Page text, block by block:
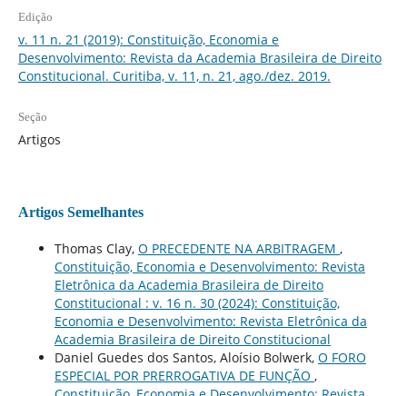
Edição
v. 11 n. 21 (2019): Constituição, Economia e
Desenvolvimento: Revista da Academia Brasileira de Direito
Constitucional. Curitiba, v. 11, n. 21, ago./dez. 2019.
Seção
Artigos
Artigos Semelhantes
Thomas Clay, O PRECEDENTE NA ARBITRAGEM ,
Constituição, Economia e Desenvolvimento: Revista
Eletrônica da Academia Brasileira de Direito
Constitucional : v. 16 n. 30 (2024): Constituição,
Economia e Desenvolvimento: Revista Eletrônica da
Academia Brasileira de Direito Constitucional
Daniel Guedes dos Santos, Aloísio Bolwerk, O FORO
ESPECIAL POR PRERROGATIVA DE FUNÇÃO ,